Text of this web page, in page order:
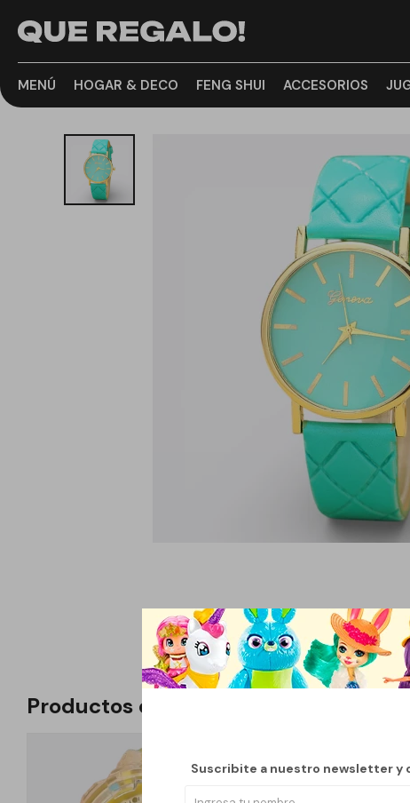
Suscribite a nuestro newsletter y
MENÚ HOGAR & DECO FENG SHUI ACCESORIOS
Productos que te pueden interesar